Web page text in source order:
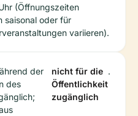
(Öffnungszeiten
saisonal oder für
variieren).
der
des
nicht für die
Öffentlichkeit
zugänglich
.